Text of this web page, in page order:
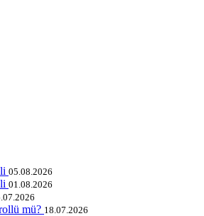
05.08.2026
01.08.2026
mü? 18.07.2026